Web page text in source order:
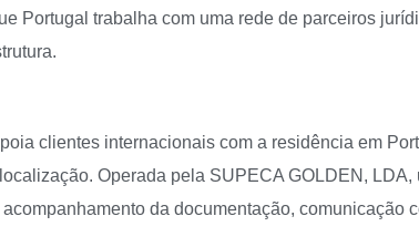
Portugal trabalha com uma rede de parceiros
clientes internacionais com a residência em
Operada pela SUPECA GOLDEN, LDA,
da documentação, comunicação